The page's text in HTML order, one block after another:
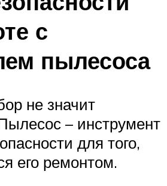
с
пылесоса
не значит
– инструмент
для того,
его ремонтом.